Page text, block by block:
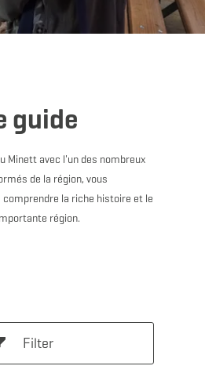
guide
Minett avec l'un des nombreux
de la région, vous
la riche histoire et le
région.
Filter